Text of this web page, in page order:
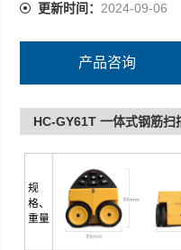
新增JGJ检测功能，实
更新时间： 2024-09-06
产品咨询
HC-GY61T 一体式钢筋扫
规
格、
重量